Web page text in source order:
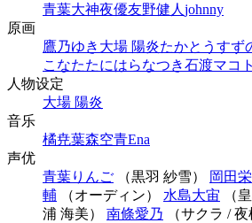
青葉大神夜優友野健人 johnny
原画
鷹乃ゆき 大場 陽炎たかとうすず
こなたたにはらなつき石渡マコト
人物设定
大場 陽炎
音乐
橘尭葉森空青Ena
声优
青葉りんご （黒羽 紗雪） 岡田
輔 （オーディン） 水島大宙 （
浦 海美） 南條愛乃 （サクラ / 夜